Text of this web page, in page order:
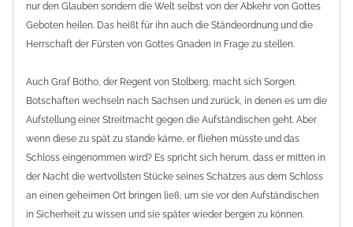
nur den Glauben sondern die Welt selbst von der Abkehr von Gottes
Geboten heilen. Das heißt für ihn auch die Ständeordnung und die
Herrschaft der Fürsten von Gottes Gnaden in Frage zu stellen.
Auch Graf Botho, der Regent von Stolberg, macht sich Sorgen.
Botschaften wechseln nach Sachsen und zurück, in denen es um die
Aufstellung einer Streitmacht gegen die Aufständischen geht. Aber
wenn diese zu spät zu stande käme, er fliehen müsste und das
Schloss eingenommen wird? Es spricht sich herum, dass er mitten in
der Nacht die wertvollsten Stücke seines Schatzes aus dem Schloss
an einen geheimen Ort bringen ließ, um sie vor den Aufständischen
in Sicherheit zu wissen und sie später wieder bergen zu können.